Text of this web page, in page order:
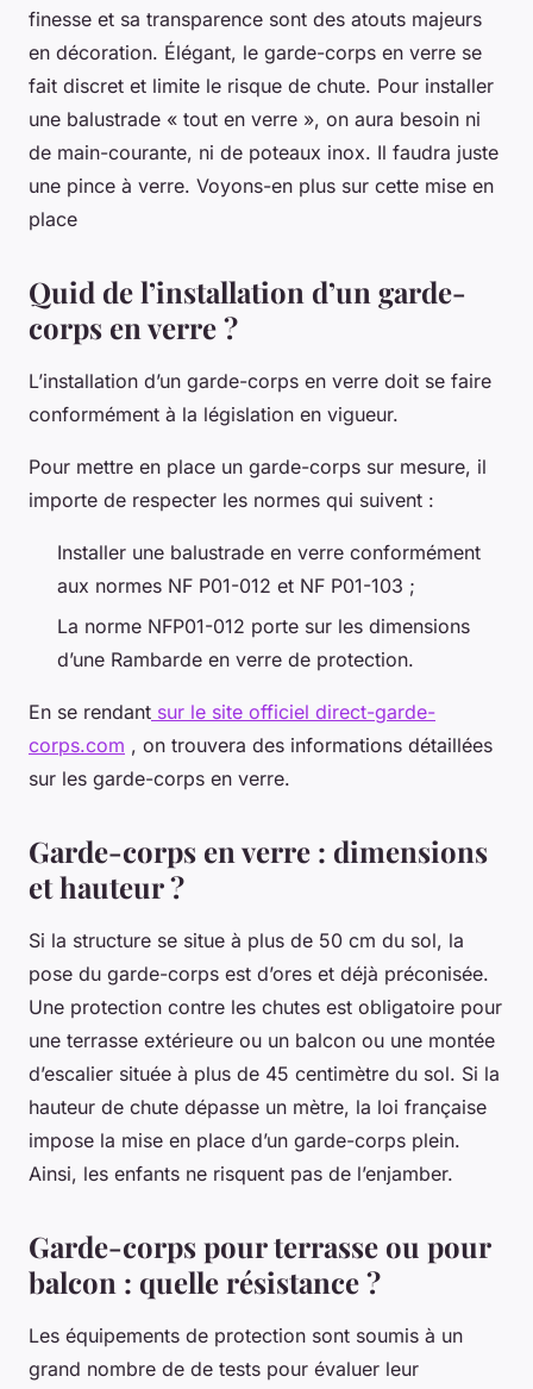
finesse et sa transparence sont des atouts majeurs
en décoration. Élégant, le garde-corps en verre se
fait discret et limite le risque de chute. Pour installer
une balustrade « tout en verre », on aura besoin ni
de main-courante, ni de poteaux inox. Il faudra juste
une pince à verre. Voyons-en plus sur cette mise en
place
Quid de l’installation d’un garde-
corps en verre ?
L’installation d’un garde-corps en verre doit se faire
conformément à la législation en vigueur.
Pour mettre en place un garde-corps sur mesure, il
importe de respecter les normes qui suivent :
Installer une balustrade en verre conformément
aux normes NF P01-012 et NF P01-103 ;
La norme NFP01-012 porte sur les dimensions
d’une Rambarde en verre de protection.
En se rendant sur le site officiel direct-garde-
corps.com , on trouvera des informations détaillées
sur les garde-corps en verre.
Garde-corps en verre : dimensions
et hauteur ?
Si la structure se situe à plus de 50 cm du sol, la
pose du garde-corps est d’ores et déjà préconisée.
Une protection contre les chutes est obligatoire pour
une terrasse extérieure ou un balcon ou une montée
d’escalier située à plus de 45 centimètre du sol. Si la
hauteur de chute dépasse un mètre, la loi française
impose la mise en place d’un garde-corps plein.
Ainsi, les enfants ne risquent pas de l’enjamber.
Garde-corps pour terrasse ou pour
balcon : quelle résistance ?
Les équipements de protection sont soumis à un
grand nombre de de tests pour évaluer leur